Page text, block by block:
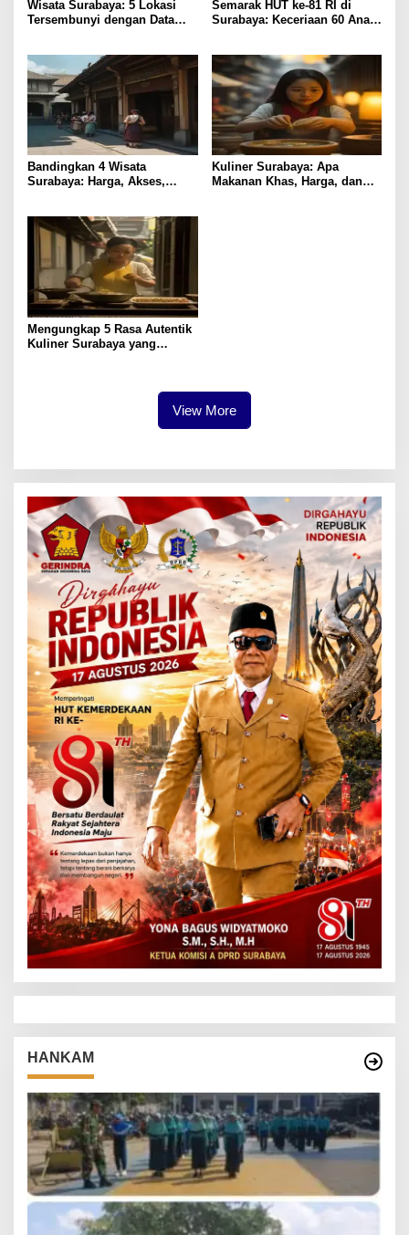
Wisata Surabaya: 5 Lokasi
Tersembunyi dengan Data
Semarak HUT ke-81 RI di
Surabaya: Keceriaan 60 Anak
Bandingkan 4 Wisata
Surabaya: Harga, Akses,
Kuliner Surabaya: Apa
Makanan Khas, Harga, dan
Mengungkap 5 Rasa Autentik
Kuliner Surabaya yang
View More
HANKAM